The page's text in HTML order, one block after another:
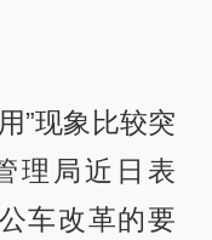
”现象比较突
理局近日表
车改革的要